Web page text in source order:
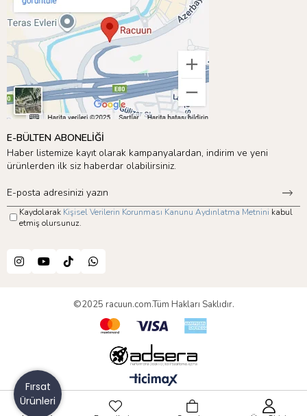
E-BÜLTEN ABONELİĞİ
Haber listemize kayıt olarak kampanyalardan, indirim ve yeni
ürünlerden ilk siz haberdar olabilirsiniz.
Kaydolarak Kişisel Verilerin Korunması Kanunu Aydınlatma Metnini kabul
etmiş olursunuz.
©2025 racuun.com.Tüm Hakları Saklıdır.
Fırsat
Ürünleri